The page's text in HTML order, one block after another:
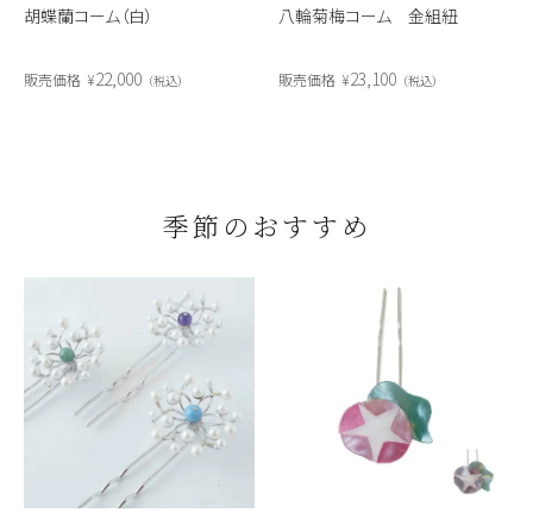
胡蝶蘭コーム（白）
販売価格 ¥22,000 税込
八輪菊梅コーム 金組紐
販売価格 ¥23,100 税込
季節のおすすめ